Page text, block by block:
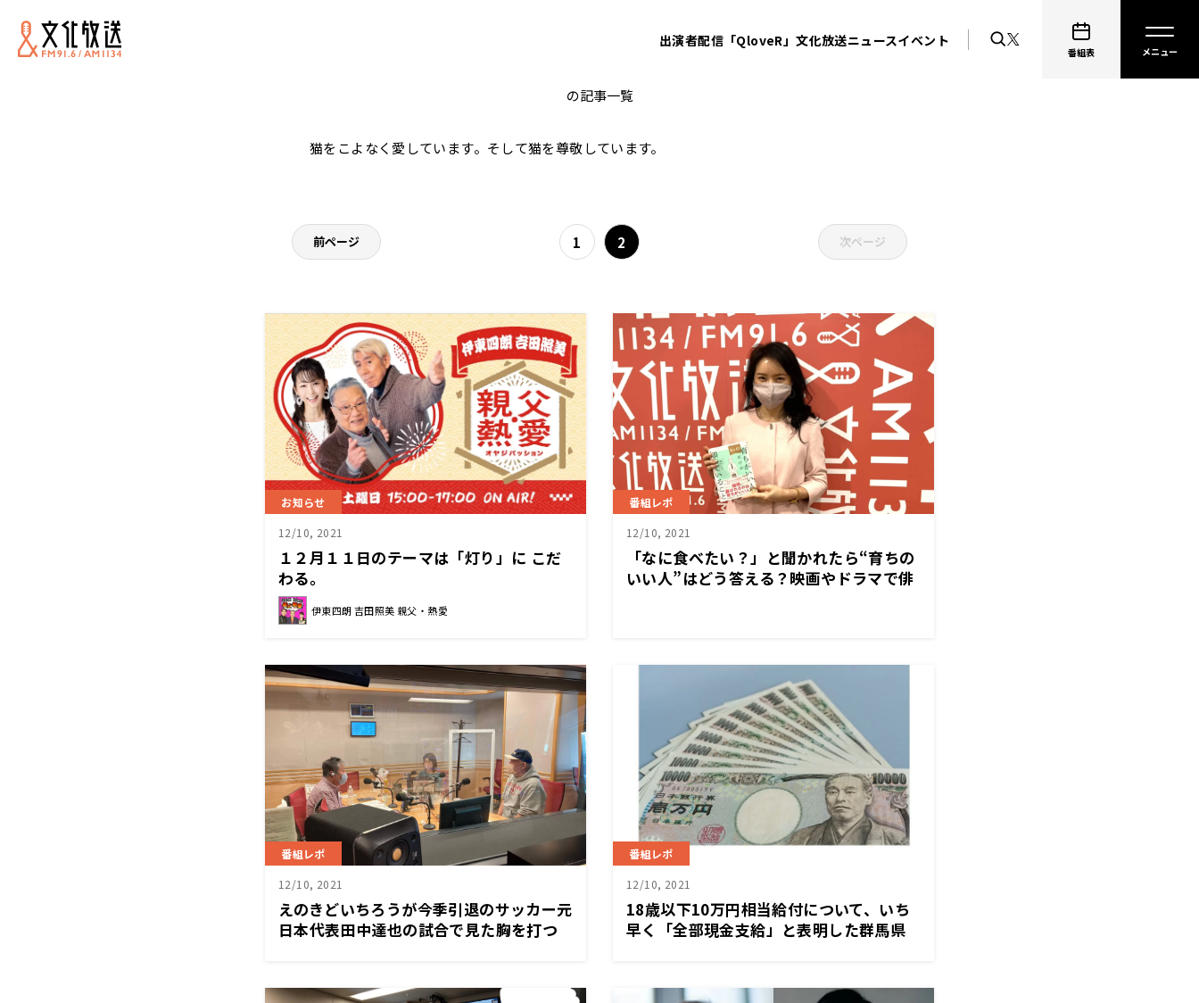
出演者配信「QloveR」文化放送ニュースイベント
番組表
の記事一覧
猫をこよなく愛しています。そして猫を尊敬しています。
前ページ 1 2 次ページ
お知らせ
12/10, 2021
１２月１１日のテーマは「灯り」に こだ
わる。
伊東四朗 吉田照美 親父・熱愛
番組レポ
12/10, 2021
「なに食べたい？」と聞かれたら“育ちの
いい人”はどう答える？映画やドラマで俳
番組レポ
12/10, 2021
えのきどいちろうが今季引退のサッカー元
日本代表田中達也の試合で見た胸を打つ
番組レポ
12/10, 2021
18歳以下10万円相当給付について、いち
早く「全部現金支給」と表明した群馬県